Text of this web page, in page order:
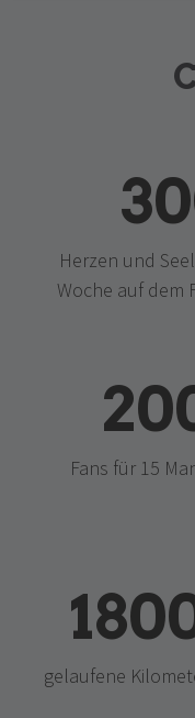
Herzen und
Woche auf dem
Fans für 15
gelaufene